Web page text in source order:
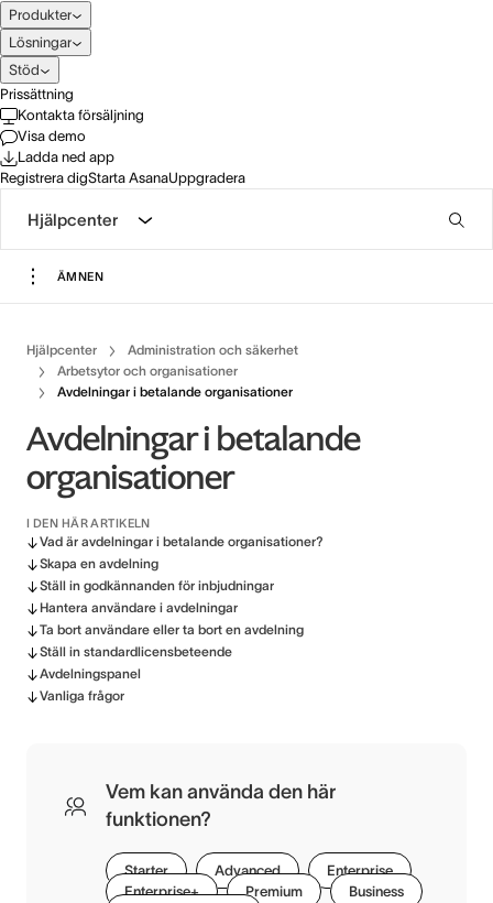
Produkter
Lösningar
Stöd
Prissättning
Kontakta försäljning
Visa demo
Ladda ned app
Registrera digStarta AsanaUppgradera
Hjälpcenter
ÄMNEN
Hjälpcenter
Administration och säkerhet
Arbetsytor och organisationer
Avdelningar i betalande organisationer
Avdelningar i betalande
organisationer
I DEN HÄR ARTIKELN
Vad är avdelningar i betalande organisationer?
Skapa en avdelning
Ställ in godkännanden för inbjudningar
Hantera användare i avdelningar
Ta bort användare eller ta bort en avdelning
Ställ in standardlicensbeteende
Avdelningspanel
Vanliga frågor
Vem kan använda den här
funktionen?
Starter Advanced
Enterprise
Enterprise+
Premium
Business